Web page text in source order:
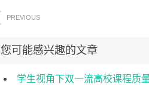
PREVIOUS
您可能感兴趣的文章
学生视角下双一流高校课程质